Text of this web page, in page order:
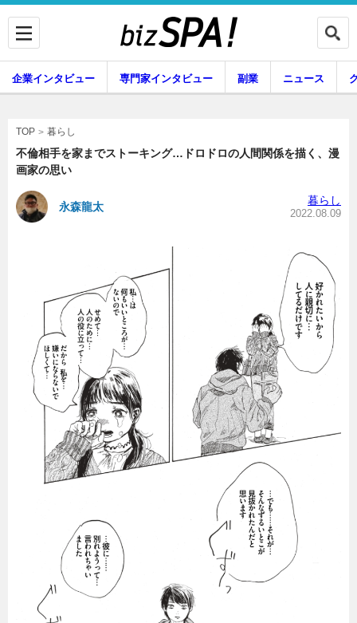
専門家インタビュー
グルメ スキル
暮らし エンタメ
連載一覧
企業インタビュー 専門家インタビュー 副業 ニュース
TOP 暮らし
不倫相手を家までストーキング…ドロドロの人間関係を描く、漫
画家の思い
永森龍太 暮らし
2022.08.09